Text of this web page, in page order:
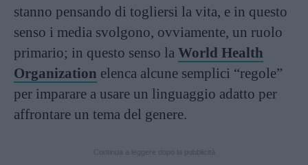
stanno pensando di togliersi la vita, e in questo
senso i media svolgono, ovviamente, un ruolo
primario; in questo senso la World Health
Organization elenca alcune semplici “regole”
per imparare a usare un linguaggio adatto per
affrontare un tema del genere.